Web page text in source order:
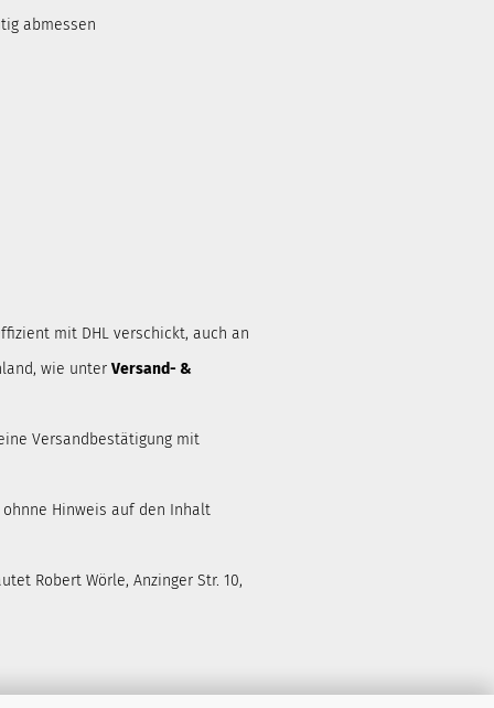
abmessen
mit DHL verschickt, auch an
wie unter Versand- &
Versandbestätigung mit
Hinweis auf den Inhalt
Robert Wörle, Anzinger Str. 10,